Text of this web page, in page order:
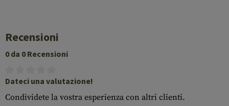
Recensioni
0 da 0 Recensioni
Dateci una valutazione!
Condividete la vostra esperienza con altri clienti.